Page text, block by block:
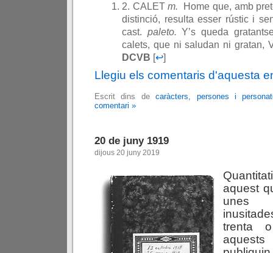
2. CALETm. Home que, amb
distinció, resulta esser rústic i
cast. paleto.Y’s queda
calets, que ni saludan ni gratan,
DCVB [↩]
Llegiu els comentaris d'aquesta
Escrit dins decaràcters, persones i
comentari »
20 de juny 1919
dijous 20 juny 2019
aquest
unes
trenta